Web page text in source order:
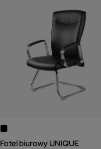
Fotel biurowy UNIQUE